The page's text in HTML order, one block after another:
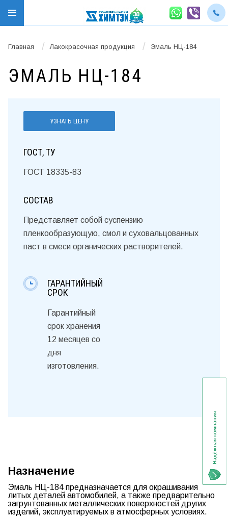
Главная / Лакокрасочная продукция / Эмаль НЦ-184
ЭМАЛЬ НЦ-184
УЗНАТЬ ЦЕНУ
ГОСТ, ТУ
ГОСТ 18335-83
СОСТАВ
Представляет собой суспензию
пленкообразующую, смол и суховальцованных
паст в смеси органических растворителей.
ГАРАНТИЙНЫЙ
СРОК
Гарантийный
срок хранения
12 месяцев со
дня
изготовления.
Назначение
Эмаль НЦ-184 предназначается для окрашивания
литых деталей автомобилей, а также предварительно
загрунтованных металлических поверхностей других
изделий, эксплуатируемых в атмосферных условиях.